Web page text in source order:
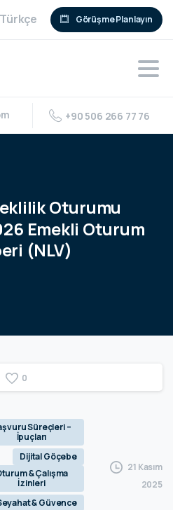
Türkçe Görüşme Planlayın
+90 506 266 77 76
Oturumu
Emekli Oturum
(NLV)
0
Süreçleri –
İpuçları
Dijital Göçebe
& Çalışma
İzinleri
& Güvence
21 Kasım
2025